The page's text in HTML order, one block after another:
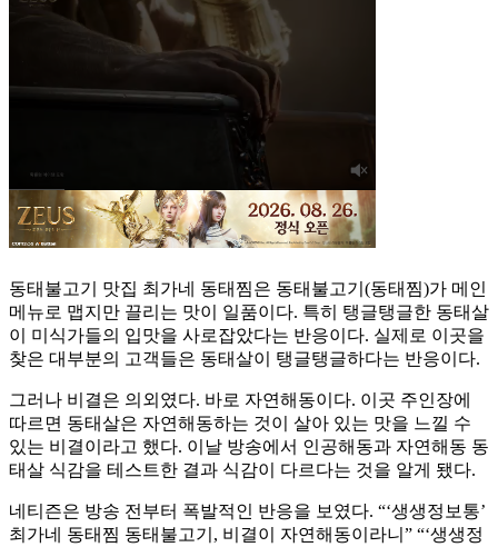
동태불고기 맛집 최가네 동태찜은 동태불고기(동태찜)가 메인
메뉴로 맵지만 끌리는 맛이 일품이다. 특히 탱글탱글한 동태살
이 미식가들의 입맛을 사로잡았다는 반응이다. 실제로 이곳을
찾은 대부분의 고객들은 동태살이 탱글탱글하다는 반응이다.
그러나 비결은 의외였다. 바로 자연해동이다. 이곳 주인장에
따르면 동태살은 자연해동하는 것이 살아 있는 맛을 느낄 수
있는 비결이라고 했다. 이날 방송에서 인공해동과 자연해동 동
태살 식감을 테스트한 결과 식감이 다르다는 것을 알게 됐다.
네티즌은 방송 전부터 폭발적인 반응을 보였다. “‘생생정보통’
최가네 동태찜 동태불고기, 비결이 자연해동이라니” “‘생생정